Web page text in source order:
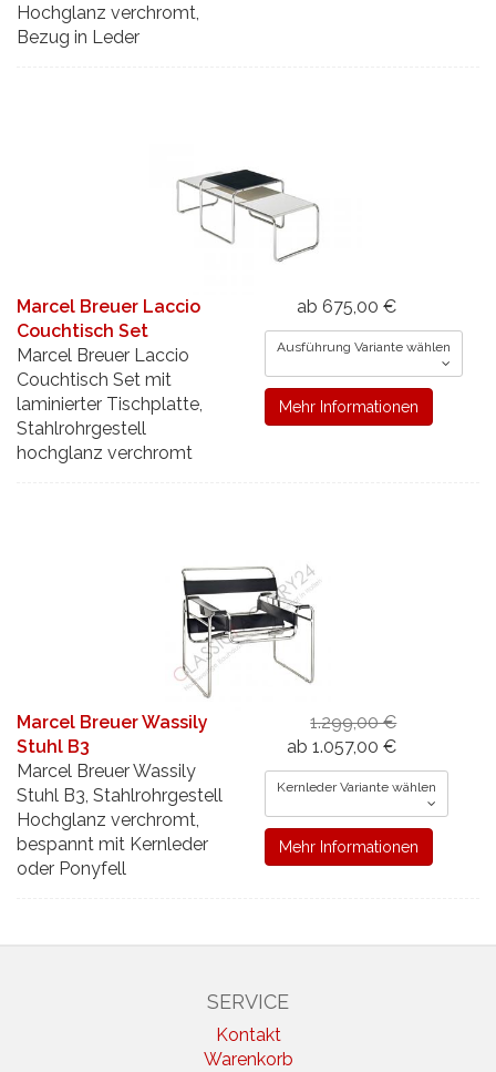
Hochglanz verchromt,
Bezug in Leder
Marcel Breuer Laccio
Couchtisch Set
Marcel Breuer Laccio
Couchtisch Set mit
laminierter Tischplatte,
Stahlrohrgestell
hochglanz verchromt
ab 675,00 €
Ausführung Variante wählen
Mehr Informationen
Marcel Breuer Wassily
Stuhl B3
Marcel Breuer Wassily
Stuhl B3, Stahlrohrgestell
Hochglanz verchromt,
bespannt mit Kernleder
oder Ponyfell
1.299,00 €
ab 1.057,00 €
Kernleder Variante wählen
Mehr Informationen
SERVICE
Kontakt
Warenkorb